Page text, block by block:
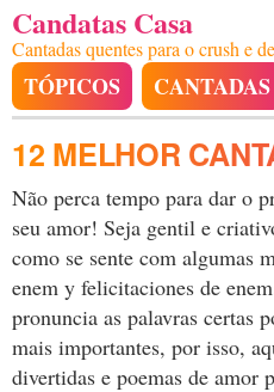
Candatas Casa
Cantadas quentes para o crush e
TÓPICOS CANTADAS
12 MELHOR
Não perca tempo para dar o
seu amor! Seja gentil e
como se sente com algumas
enem y felicitaciones de
pronuncia as palavras certas
mais importantes, por isso,
divertidas e poemas de amor